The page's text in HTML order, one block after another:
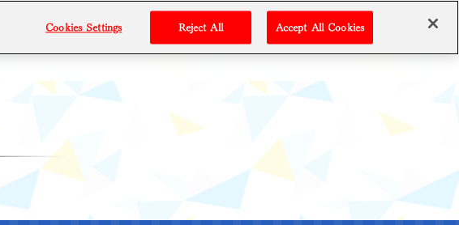
SPECIAL GALLERY STORE GAME
Cookies Settings Reject All Accept All Cookies